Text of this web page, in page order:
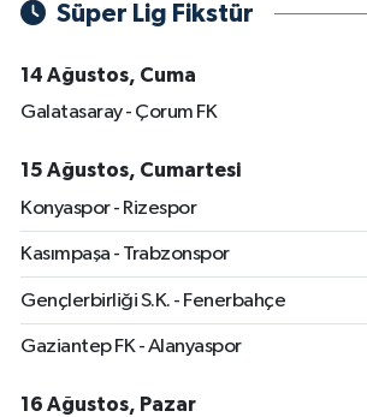
Süper Lig Fikstür
14 Ağustos, Cuma
Galatasaray - Çorum FK
15 Ağustos, Cumartesi
Konyaspor - Rizespor
Kasımpaşa - Trabzonspor
Gençlerbirliği S.K. - Fenerbahçe
Gaziantep FK - Alanyaspor
16 Ağustos, Pazar